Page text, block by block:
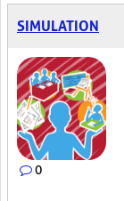
SIMULATION
0